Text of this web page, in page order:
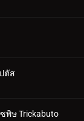
ตัส
พิษ Trickabuto